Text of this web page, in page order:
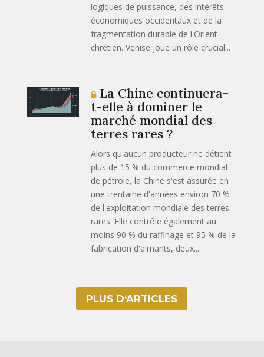
logiques de puissance, des intérêts
économiques occidentaux et de la
fragmentation durable de l'Orient
chrétien. Venise joue un rôle crucial...
La Chine continuera-
t-elle à dominer le
marché mondial des
terres rares ?
Alors qu'aucun producteur ne détient
plus de 15 % du commerce mondial
de pétrole, la Chine s'est assurée en
une trentaine d'années environ 70 %
de l'exploitation mondiale des terres
rares. Elle contrôle également au
moins 90 % du raffinage et 95 % de la
fabrication d'aimants, deux...
PLUS D‘ARTICLES